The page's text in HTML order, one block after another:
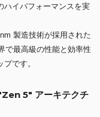
ハイパフォーマンスを実
製造技術が採用された
で最高級の性能と効率性
です。
5" アーキテクチ